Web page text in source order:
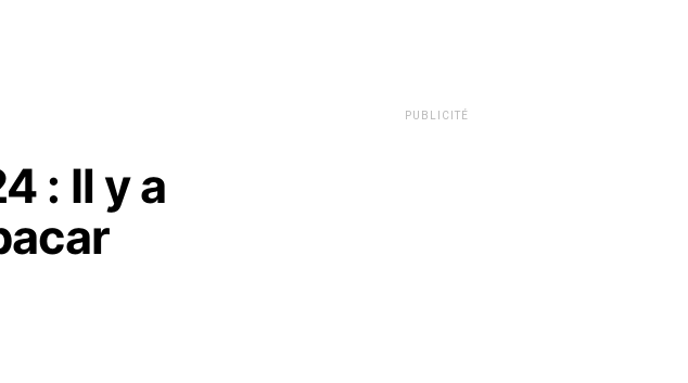
: Il y a
PUBLICITÉ